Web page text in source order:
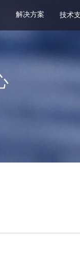
解决方案 技术